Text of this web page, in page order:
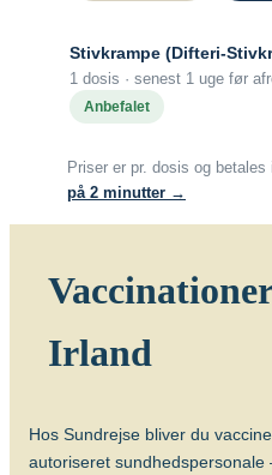
Vaccination af gravide
Vaccination af børn
Nepal
Nigeria
Tanzania
Stivkrampe (Difteri-
1 dosis · senest 1 uge før
Anbefalet
Priser er pr. dosis og betales
på 2 minutter →
Irland
Hos Sundrejse bliver du
autoriseret